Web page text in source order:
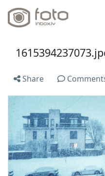
Share